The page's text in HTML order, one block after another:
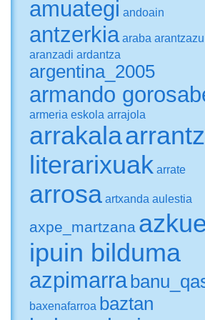
amuategi andoain
antzerkia araba arantzazu
aranzadi ardantza
argentina_2005
armando
armeria eskola arrajola
arrakala
literarixuak arrate
arrosa artxanda aulestia
axpe_martzana
ipuin bilduma
azpimarra
baxenafarroa baztan